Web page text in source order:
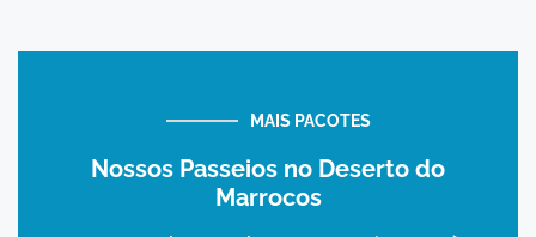
MAIS PACOTES
Nossos Passeios no Deserto do
Marrocos